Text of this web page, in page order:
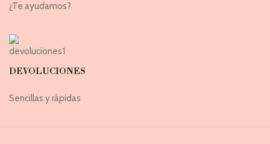
¿Te ayudamos?
DEVOLUCIONES
Sencillas y rápidas